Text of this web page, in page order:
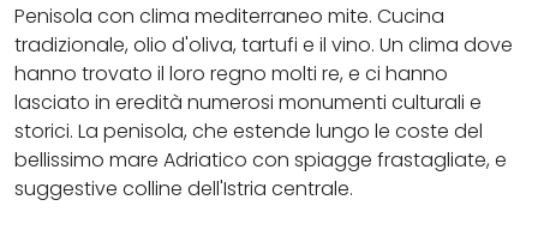
Penisola con clima mediterraneo mite. Cucina
tradizionale, olio d'oliva, tartufi e il vino. Un clima dove
hanno trovato il loro regno molti re, e ci hanno
lasciato in eredità numerosi monumenti culturali e
storici. La penisola, che estende lungo le coste del
bellissimo mare Adriatico con spiagge frastagliate, e
suggestive colline dell'Istria centrale.